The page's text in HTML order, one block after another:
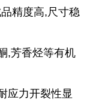
精度高,尺寸稳
,芳香烃等有机
应力开裂性显